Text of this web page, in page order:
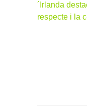
´Irlanda
respecte i la